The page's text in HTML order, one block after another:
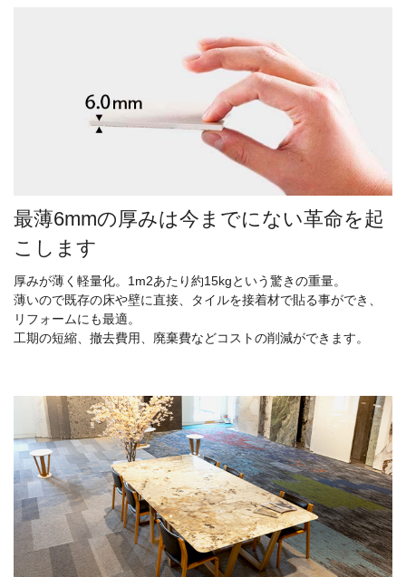
最薄6mmの厚みは今までにない革命を起
こします
厚みが薄く軽量化。1m2あたり約15kgという驚きの重量。
薄いので既存の床や壁に直接、タイルを接着材で貼る事ができ、
リフォームにも最適。
工期の短縮、撤去費用、廃棄費などコストの削減ができます。